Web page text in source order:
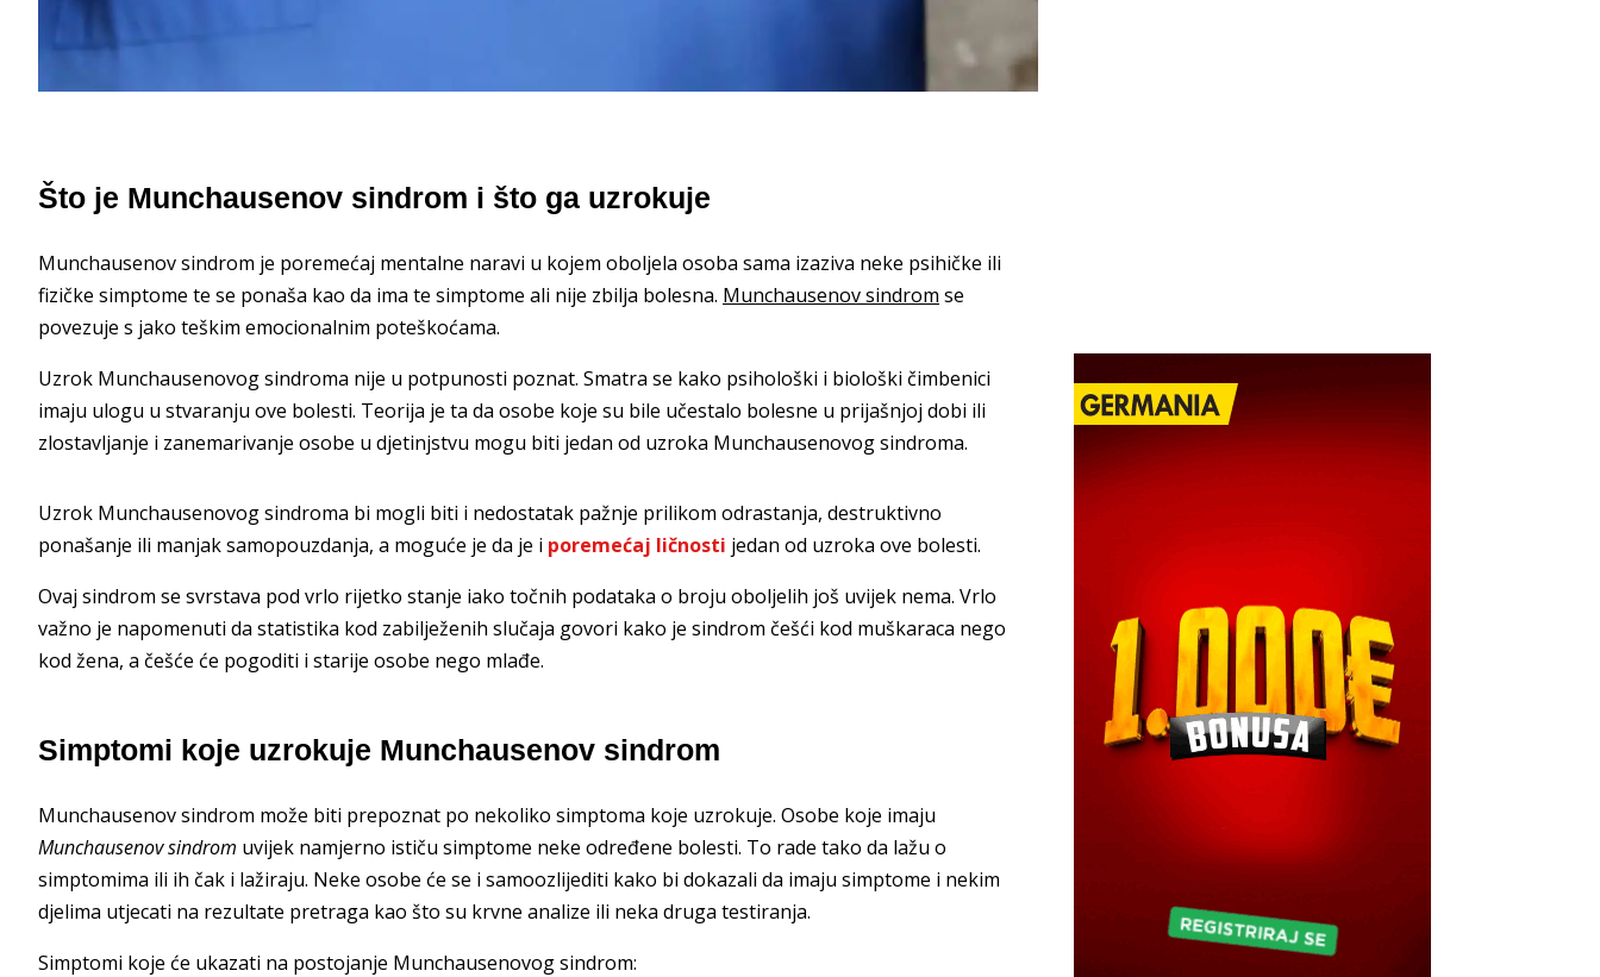
Što je Munchausenov sindrom i što ga uzrokuje
Munchausenov sindrom je poremećaj mentalne naravi u kojem oboljela osoba sama izaziva neke psihičke ili
fizičke simptome te se ponaša kao da ima te simptome ali nije zbilja bolesna. Munchausenov sindrom se
povezuje s jako teškim emocionalnim poteškoćama.
Uzrok Munchausenovog sindroma nije u potpunosti poznat. Smatra se kako psihološki i biološki čimbenici
imaju ulogu u stvaranju ove bolesti. Teorija je ta da osobe koje su bile učestalo bolesne u prijašnjoj dobi ili
zlostavljanje i zanemarivanje osobe u djetinjstvu mogu biti jedan od uzroka Munchausenovog sindroma.
Uzrok Munchausenovog sindroma bi mogli biti i nedostatak pažnje prilikom odrastanja, destruktivno
ponašanje ili manjak samopouzdanja, a moguće je da je i poremećaj ličnosti jedan od uzroka ove bolesti.
Ovaj sindrom se svrstava pod vrlo rijetko stanje iako točnih podataka o broju oboljelih još uvijek nema. Vrlo
važno je napomenuti da statistika kod zabilježenih slučaja govori kako je sindrom češći kod muškaraca nego
kod žena, a češće će pogoditi i starije osobe nego mlađe.
Simptomi koje uzrokuje Munchausenov sindrom
Munchausenov sindrom može biti prepoznat po nekoliko simptoma koje uzrokuje. Osobe koje imaju
Munchausenov sindrom uvijek namjerno ističu simptome neke određene bolesti. To rade tako da lažu o
simptomima ili ih čak i lažiraju. Neke osobe će se i samoozlijediti kako bi dokazali da imaju simptome i nekim
djelima utjecati na rezultate pretraga kao što su krvne analize ili neka druga testiranja.
Simptomi koje će ukazati na postojanje Munchausenovog sindrom: